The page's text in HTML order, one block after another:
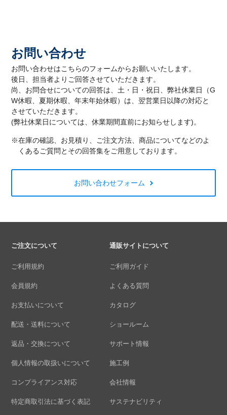
お問い合わせ
お問い合わせはこちらのフォームからお願いいたします。
後日、担当者よりご回答させていただきます。
尚、お問合せについての回答は、土・日・祝日、弊社休業日（G
W休暇、夏期休暇、年末年始休暇）は、翌営業日以降の対応と
させていただきます。
(弊社休業日については、休業期間直前にお知らせします)。
※在庫の確認、お見積り、ご注文方法、商品についてなどのよ
くあるご質問とその回答集をご用意しております。
お問い合わせフォーム
ご注文について
ご利用規約
会員規約
お支払いについて
配送・送料について
返品・交換について
個人情報の取扱いについて
コンプライアンス対応
特定商取引法に基づく表記
通販サイトについて
ご利用ガイド
よくある質問
カタログ
ショールーム
サポート情報
施工例
会社情報
サステナビリティ